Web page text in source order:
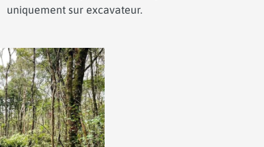
uniquement sur excavateur.